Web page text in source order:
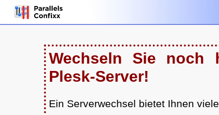
Wechseln Sie noch
Plesk-Server!
Ein Serverwechsel bietet Ihnen